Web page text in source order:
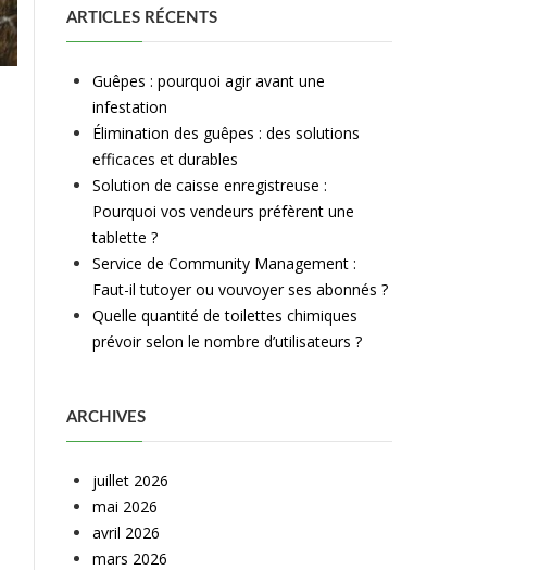
ARTICLES RÉCENTS
Guêpes : pourquoi agir avant une
infestation
Élimination des guêpes : des solutions
efficaces et durables
Solution de caisse enregistreuse :
Pourquoi vos vendeurs préfèrent une
tablette ?
Service de Community Management :
Faut-il tutoyer ou vouvoyer ses abonnés ?
Quelle quantité de toilettes chimiques
prévoir selon le nombre d’utilisateurs ?
ARCHIVES
juillet 2026
mai 2026
avril 2026
mars 2026